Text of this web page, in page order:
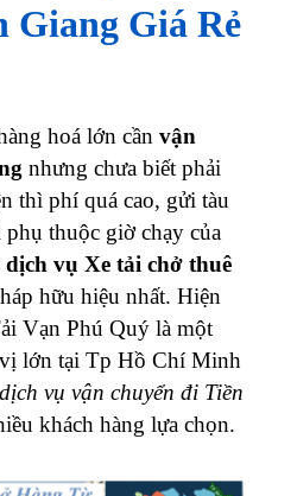
Giang Giá Rẻ
hoá lớn cần vận
nhưng chưa biết phải
thì phí quá cao, gửi tàu
thuộc giờ chạy của
dịch vụ Xe tải chở thuê
hữu hiệu nhất. Hiện
Vạn Phú Quý là một
lớn tại Tp Hồ Chí Minh
dịch vụ vận chuyển đi Tiền
khách hàng lựa chọn.